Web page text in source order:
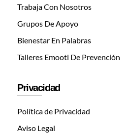
Trabaja Con Nosotros
Grupos De Apoyo
Bienestar En Palabras
Talleres Emooti De Prevención
Privacidad
Política de Privacidad
Aviso Legal